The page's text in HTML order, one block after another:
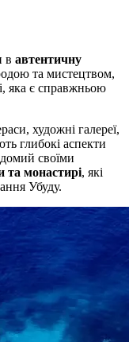
в автентичну
та мистецтвом,
яка є справжньою
художні галереї,
глибокі аспекти
своїми
монастирі, які
Убуду.